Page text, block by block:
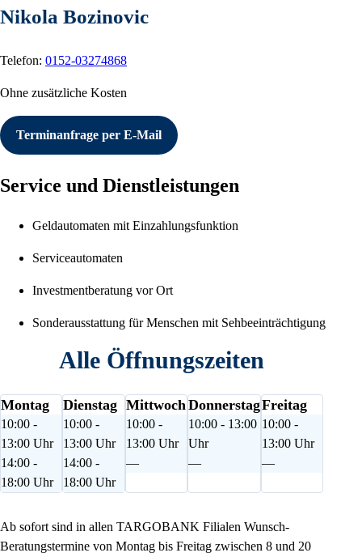
Nikola Bozinovic
Telefon: 0152-03274868
Ohne zusätzliche Kosten
Terminanfrage per E-Mail
Service und Dienstleistungen
Geldautomaten mit Einzahlungsfunktion
Serviceautomaten
Investmentberatung vor Ort
Sonderausstattung für Menschen mit Sehbeeinträchtigung
Alle Öffnungszeiten
Montag
10:00 -
13:00 Uhr
14:00 -
18:00 Uhr
Dienstag
10:00 -
13:00 Uhr
14:00 -
18:00 Uhr
Mittwoch
10:00 -
13:00 Uhr
—
Donnerstag
10:00 - 13:00
Uhr
—
Freitag
10:00 -
13:00 Uhr
—
Ab sofort sind in allen TARGOBANK Filialen Wunsch-
Beratungstermine von Montag bis Freitag zwischen 8 und 20